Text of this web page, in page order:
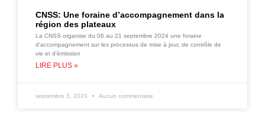
CNSS: Une foraine d’accompagnement dans la
région des plateaux
La CNSS organise du 06 au 21 septembre 2024 une foraine
d’accompagnement sur les processus de mise à jour, de contrôle de
vie et d’émission
LIRE PLUS »
septembre 3, 2024 Aucun commentaire